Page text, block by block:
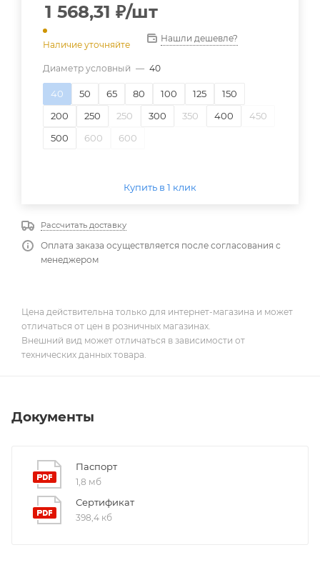
1 568,31 ₽/шт
Наличие уточняйте
Нашли дешевле?
Диаметр условный — 40
40 50 65 80 100 125
150
200
250 250 300 350 400
450
500
600 600
Купить в 1 клик
Рассчитать доставку
Оплата заказа осуществляется после согласования с
менеджером
Цена действительна только для интернет-магазина и может
отличаться от цен в розничных магазинах.
Внешний вид может отличаться в зависимости от
технических данных товара.
Документы
Паспорт
1,8 мб
Сертификат
398,4 кб